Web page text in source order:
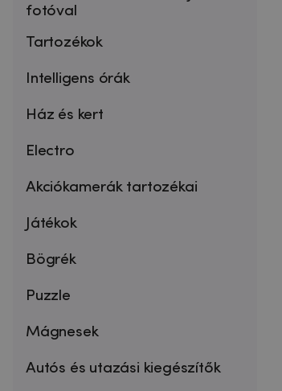
fotóval
Tartozékok
Intelligens órák
Ház és kert
Electro
Akciókamerák tartozékai
Játékok
Bögrék
Puzzle
Mágnesek
Autós és utazási kiegészítők